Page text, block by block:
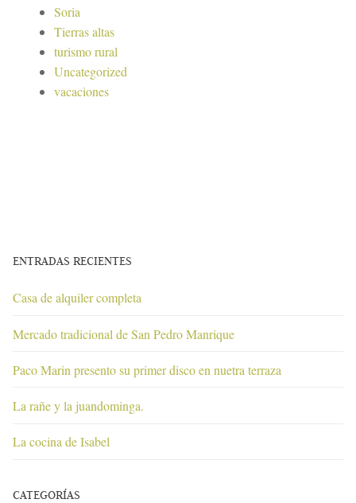
Soria
Tierras altas
turismo rural
Uncategorized
vacaciones
ENTRADAS RECIENTES
Casa de alquiler completa
Mercado tradicional de San Pedro Manrique
Paco Marin presento su primer disco en nuetra terraza
La rañe y la juandominga.
La cocina de Isabel
CATEGORÍAS